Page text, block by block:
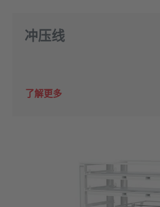
冲压线
了解更多